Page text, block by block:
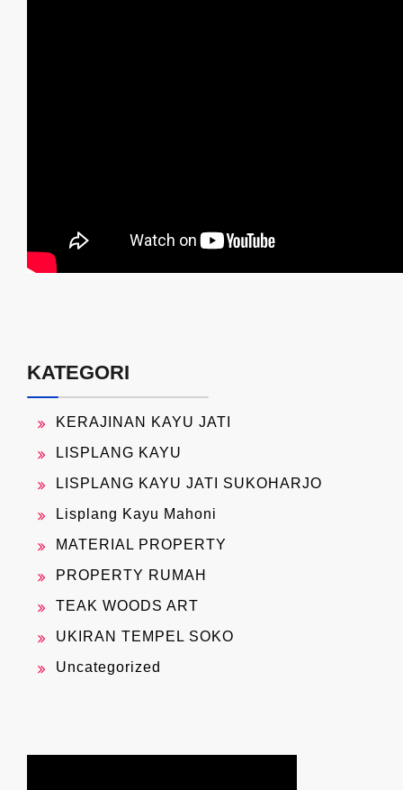
KATEGORI
KERAJINAN KAYU JATI
LISPLANG KAYU
LISPLANG KAYU JATI SUKOHARJO
Lisplang Kayu Mahoni
MATERIAL PROPERTY
PROPERTY RUMAH
TEAK WOODS ART
UKIRAN TEMPEL SOKO
Uncategorized